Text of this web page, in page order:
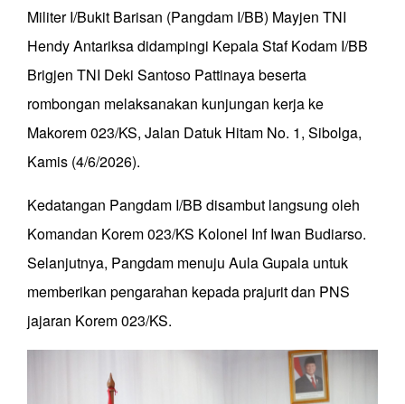
Militer I/Bukit Barisan (Pangdam I/BB) Mayjen TNI
Hendy Antariksa didampingi Kepala Staf Kodam I/BB
Brigjen TNI Deki Santoso Pattinaya beserta
rombongan melaksanakan kunjungan kerja ke
Makorem 023/KS, Jalan Datuk Hitam No. 1, Sibolga,
Kamis (4/6/2026).
Kedatangan Pangdam I/BB disambut langsung oleh
Komandan Korem 023/KS Kolonel Inf Iwan Budiarso.
Selanjutnya, Pangdam menuju Aula Gupala untuk
memberikan pengarahan kepada prajurit dan PNS
jajaran Korem 023/KS.